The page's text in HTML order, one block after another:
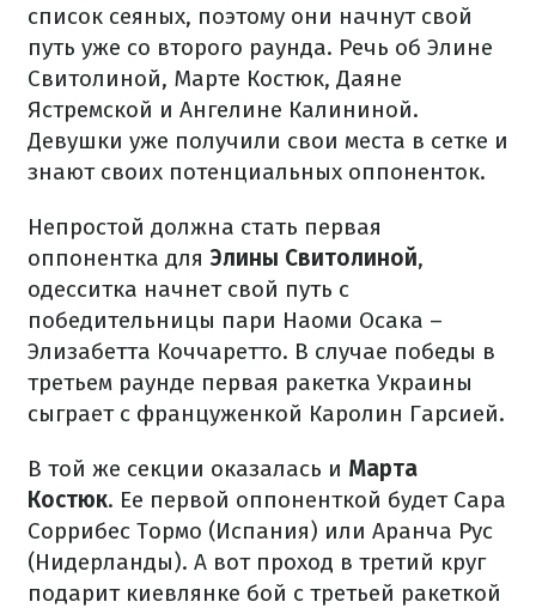
список сеяных, поэтому они начнут свой
путь уже со второго раунда. Речь об Элине
Свитолиной, Марте Костюк, Даяне
Ястремской и Ангелине Калининой.
Девушки уже получили свои места в сетке и
знают своих потенциальных оппоненток.
Непростой должна стать первая
оппонентка для Элины Свитолиной,
одесситка начнет свой путь с
победительницы пари Наоми Осака –
Элизабетта Коччаретто. В случае победы в
третьем раунде первая ракетка Украины
сыграет с француженкой Каролин Гарсией.
В той же секции оказалась и Марта
Костюк. Ее первой оппоненткой будет Сара
Соррибес Тормо (Испания) или Аранча Рус
(Нидерланды). А вот проход в третий круг
подарит киевлянке бой с третьей ракеткой